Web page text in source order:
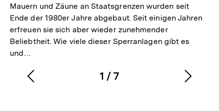
Mauern und Zäune an Staatsgrenzen wurden seit
Ende der 1980er Jahre abgebaut. Seit einigen Jahren
erfreuen sie sich aber wieder zunehmender
Beliebtheit. Wie viele dieser Sperranlagen gibt es
und…
Karussellinhalt
1
von
/7
Vorherigen